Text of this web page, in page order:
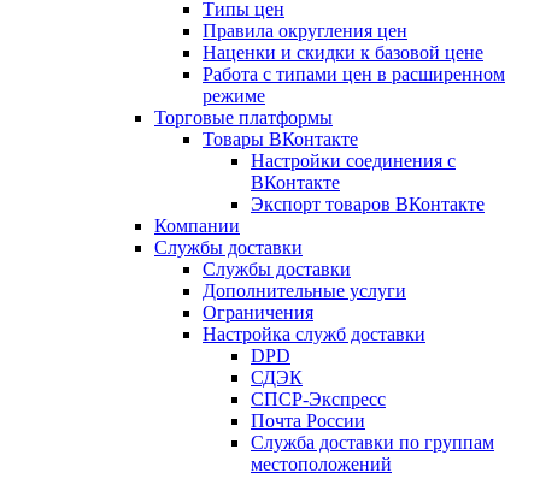
Типы цен
Правила округления цен
Наценки и скидки к базовой цене
Работа с типами цен в расширенном
режиме
Торговые платформы
Товары ВКонтакте
Настройки соединения с
ВКонтакте
Экспорт товаров ВКонтакте
Компании
Службы доставки
Службы доставки
Дополнительные услуги
Ограничения
Настройка служб доставки
DPD
СДЭК
СПСР-Экспресс
Почта России
Служба доставки по группам
местоположений